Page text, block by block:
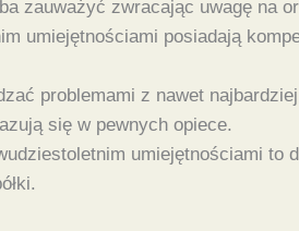
zauważyć zwracając uwagę na
umiejętnościami posiadają
problemami z nawet
się w pewnych opiece.
umiejętnościami